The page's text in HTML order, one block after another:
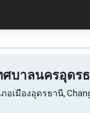
บาลนครอุดร
เมืองอุดรธานี,